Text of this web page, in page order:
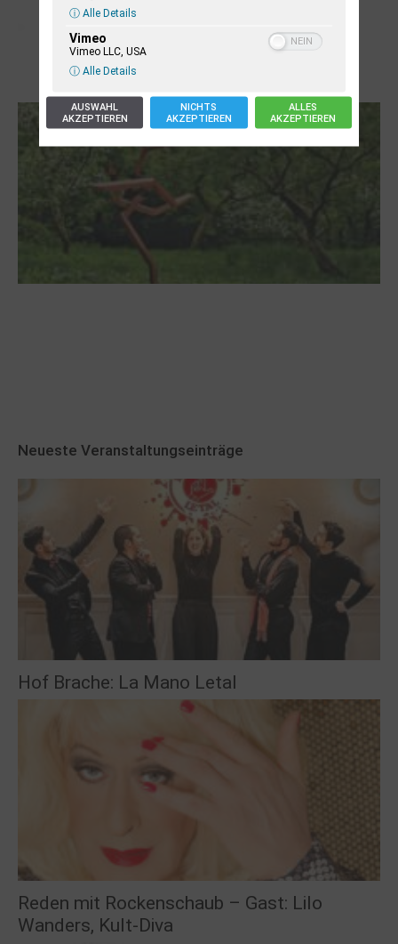
Neueste Veranstaltungseinträge
Hof Brache: La Mano Letal
Reden mit Rockenschaub – Gast: Lilo
Wanders, Kult-Diva
ⓘ Alle Details
Vimeo
Vimeo LLC, USA
ⓘ Alle Details
AUSWAHL
AKZEPTIEREN
NICHTS
AKZEPTIEREN
ALLES
AKZEPTIEREN